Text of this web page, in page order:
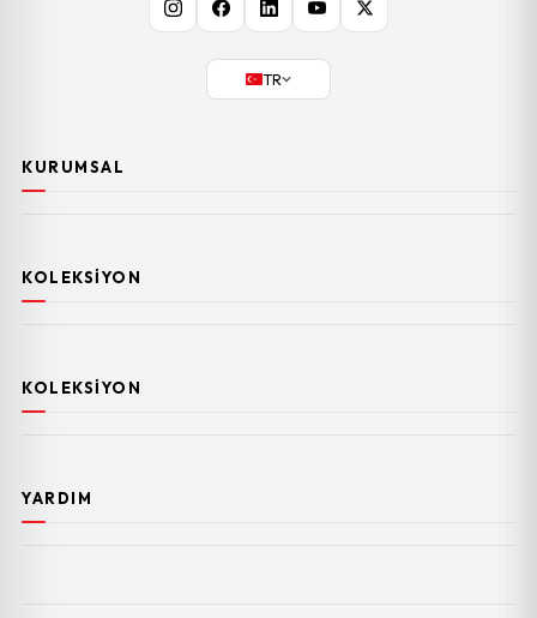
TR
KURUMSAL
KOLEKSIYON
KOLEKSIYON
YARDIM